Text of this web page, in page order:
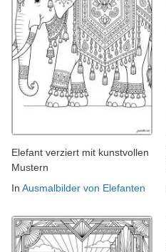
Elefant verziert mit kunstvollen
Mustern
In Ausmalbilder von Elefanten